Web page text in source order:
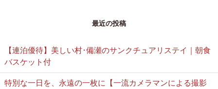
最近の投稿
【連泊優待】美しい村･備瀬のサンクチュアリステイ｜朝食
バスケット付
特別な一日を、永遠の一枚に【一流カメラマンによる撮影